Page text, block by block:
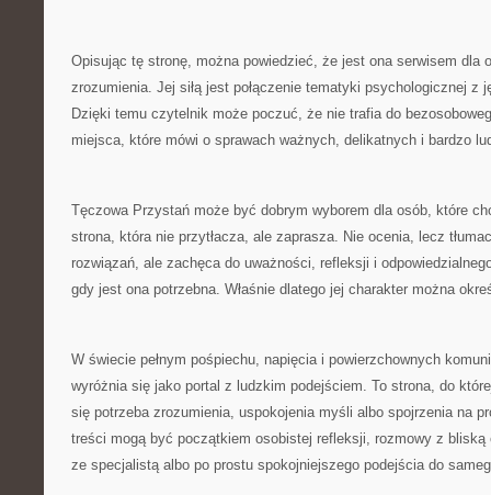
Opisując tę stronę, można powiedzieć, że jest ona serwisem dla
zrozumienia. Jej siłą jest połączenie tematyki psychologicznej z
Dzięki temu czytelnik może poczuć, że nie trafia do
miejsca, które mówi o sprawach ważnych, delikatnych i bardzo
Tęczowa Przystań może być dobrym wyborem dla osób, które
strona, która nie przytłacza, ale zaprasza. Nie ocenia, lecz
rozwiązań, ale zachęca do uważności, refleksji i
gdy jest ona potrzebna. Właśnie dlatego jej charakter można
W świecie pełnym pośpiechu, napięcia i powierzchownych
wyróżnia się jako portal z ludzkim podejściem. To strona, do
się potrzeba zrozumienia, uspokojenia myśli albo spojrzenia na
treści mogą być początkiem osobistej refleksji, rozmowy z
ze specjalistą albo po prostu spokojniejszego podejścia do